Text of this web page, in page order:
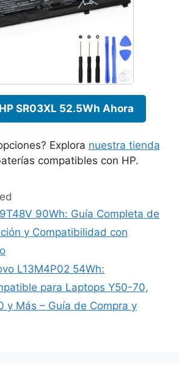
SR03XL 52.5Wh Ahora
Explora nuestra tienda
compatibles con HP.
90Wh: Guía Completa de
y Compatibilidad con
L13M4P02 54Wh:
para Laptops Y50-70,
y Más – Guía de Compra y